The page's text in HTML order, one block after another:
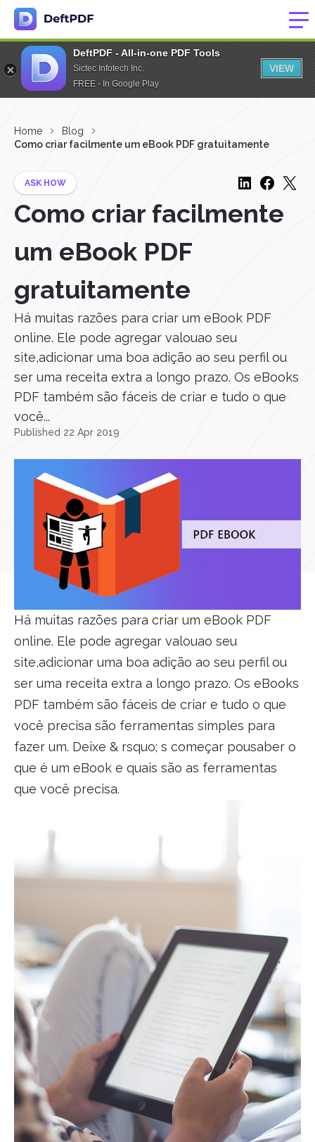
DeftPDF - All-in-one PDF Tools
Sictec Infotech Inc.
FREE - In Google Play
VIEW
Home
Blog
Como criar facilmente um eBook PDF gratuitamente
ASK HOW
Como criar facilmente
um eBook PDF
gratuitamente
Há muitas razões para criar um eBook PDF
online. Ele pode agregar valouao seu
site,adicionar uma boa adição ao seu perfil ou
ser uma receita extra a longo prazo. Os eBooks
PDF também são fáceis de criar e tudo o que
você...
Published 22 Apr 2019
Há muitas razões para criar um eBook PDF
online. Ele pode agregar valouao seu
site,adicionar uma boa adição ao seu perfil ou
ser uma receita extra a longo prazo. Os eBooks
PDF também são fáceis de criar e tudo o que
você precisa são ferramentas simples para
fazer um. Deixe & rsquo; s começar pousaber o
que é um eBook e quais são as ferramentas
que você precisa.